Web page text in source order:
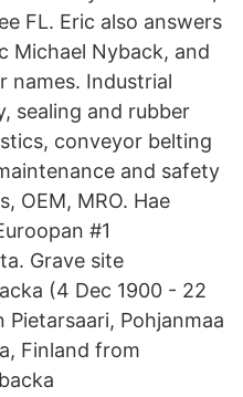
FL. Eric also answers
Michael Nyback, and
names. Industrial
sealing and rubber
conveyor belting
and safety
OEM, MRO. Hae
#1
Grave site
(4 Dec 1900 - 22
Pohjanmaa
Finland from